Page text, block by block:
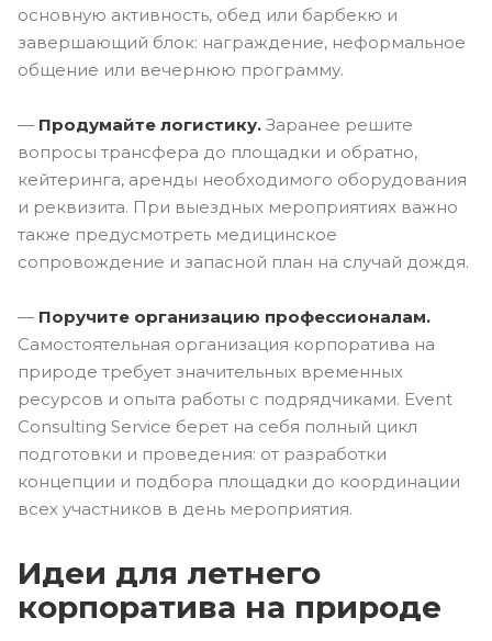
основную активность, обед или барбекю и
завершающий блок: награждение, неформальное
общение или вечернюю программу.
— Продумайте логистику. Заранее решите
вопросы трансфера до площадки и обратно,
кейтеринга, аренды необходимого оборудования
и реквизита. При выездных мероприятиях важно
также предусмотреть медицинское
сопровождение и запасной план на случай дождя.
— Поручите организацию профессионалам.
Самостоятельная организация корпоратива на
природе требует значительных временных
ресурсов и опыта работы с подрядчиками. Event
Consulting Service берет на себя полный цикл
подготовки и проведения: от разработки
концепции и подбора площадки до координации
всех участников в день мероприятия.
Идеи для летнего
корпоратива на природе